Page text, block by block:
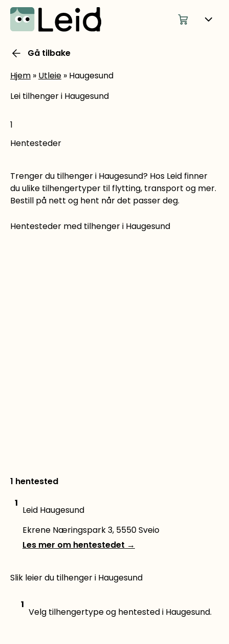
Gå tilbake
Hjem » Utleie » Haugesund
Lei tilhenger i Haugesund
1
Hentesteder
Trenger du tilhenger i Haugesund? Hos Leid finner
du ulike tilhengertyper til flytting, transport og mer.
Bestill på nett og hent når det passer deg.
Hentesteder med tilhenger i Haugesund
1 hentested
1
Leid Haugesund
Ekrene Næringspark 3, 5550 Sveio
Les mer om hentestedet →
Slik leier du tilhenger i Haugesund
1
Velg tilhengertype og hentested i Haugesund.